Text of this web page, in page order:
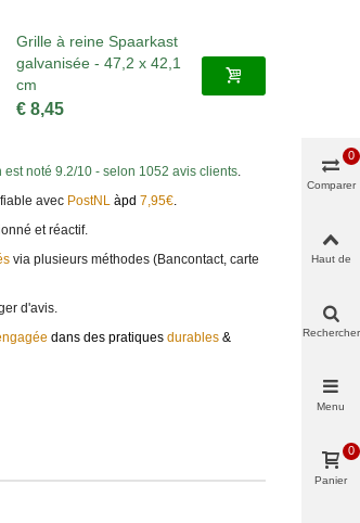
Grille à reine Spaarkast
galvanisée - 47,2 x 42,1
cm
€ 8,45
est noté 9.2/10 - selon 1052 avis clients.
avecPostNL àpd 7,95€.
et réactif.
via plusieurs méthodes (Bancontact, carte
d'avis.
dans des pratiques durables&
Comparer
0
Haut de
Rechercher
Menu
Panier
0